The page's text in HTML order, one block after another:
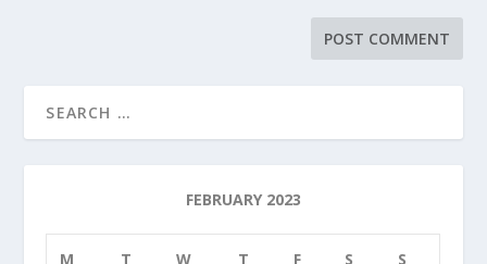
FEBRUARY 2023
M T W T F S S